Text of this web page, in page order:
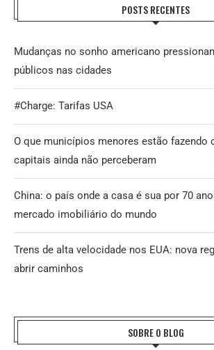
POSTS RECENTES
Mudanças no sonho americano
públicos nas cidades
#Charge: Tarifas USA
O que municípios menores estão fazendo
capitais ainda não perceberam
China: o país onde a casa é sua por 70
mercado imobiliário do mundo
Trens de alta velocidade nos EUA: nova
abrir caminhos
SOBRE O BLOG